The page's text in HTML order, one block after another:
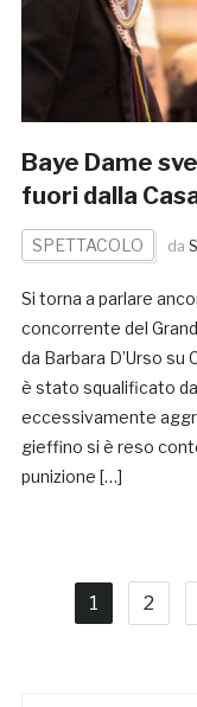
Baye Dame
fuori dalla
SPETTACOLO da
Si torna a parlare
concorrente del
da Barbara D’Urso
è stato squalificato
eccessivamente
gieffino si è reso
punizione […]
1 2